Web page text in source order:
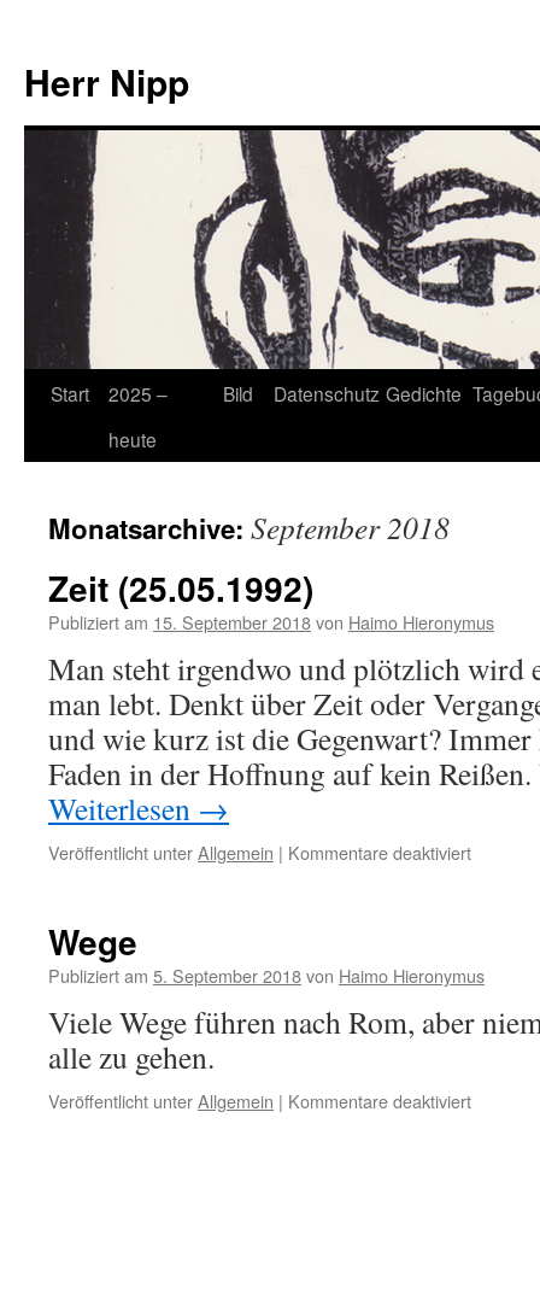
Herr Nipp
Zum
Start
2025 –
heute
Bild Datenschutz Gedichte
Monatsarchive: September 2018
Zeit (25.05.1992)
Publiziert am 15. September 2018von Haimo Hieronymus
Man steht irgendwo und plötzlich wird
man lebt. Denkt über Zeit oder
und wie kurz ist die Gegenwart?
Faden in der Hoffnung auf kein
Weiterlesen →
Veröffentlicht unterAllgemein | Kommentare deaktiviertfür
Wege
Publiziert am 5. September 2018von Haimo Hieronymus
Viele Wege führen nach Rom, aber
alle zu gehen.
Veröffentlicht unterAllgemein | Kommentare deaktiviertfür